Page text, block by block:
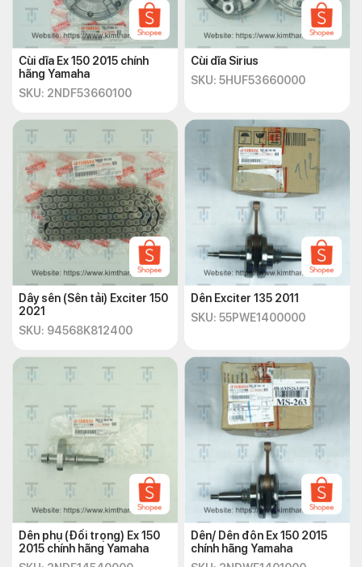
Cùi dĩa Ex 150 2015 chính
hãng Yamaha
SKU: 2NDF53660100
Cùi dĩa Sirius
SKU: 5HUF53660000
Dây sên (Sên tải) Exciter 150
2021
SKU: 94568K812400
Dên Exciter 135 2011
SKU: 55PWE1400000
Dên phụ (Đối trọng) Ex 150
2015 chính hãng Yamaha
Dên/ Dên đôn Ex 150 2015
chính hãng Yamaha